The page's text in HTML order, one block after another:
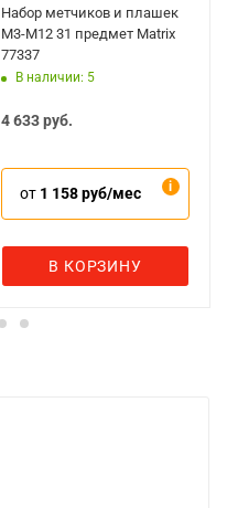
Набор метчиков и плашек
М3-М12 31 предмет Matrix
77337
В наличии: 5
4 633руб.
от 1 158 руб/мес
В КОРЗИНУ